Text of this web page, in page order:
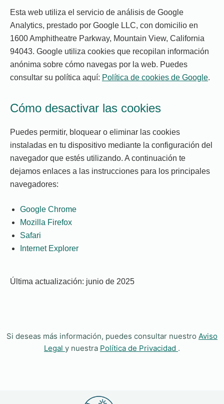
Esta web utiliza el servicio de análisis de Google
Analytics, prestado por Google LLC, con domicilio en
1600 Amphitheatre Parkway, Mountain View, California
94043. Google utiliza cookies que recopilan información
anónima sobre cómo navegas por la web. Puedes
consultar su política aquí: Política de cookies de Google.
Cómo desactivar las cookies
Puedes permitir, bloquear o eliminar las cookies
instaladas en tu dispositivo mediante la configuración del
navegador que estés utilizando. A continuación te
dejamos enlaces a las instrucciones para los principales
navegadores:
Google Chrome
Mozilla Firefox
Safari
Internet Explorer
Última actualización: junio de 2025
Si deseas más información, puedes consultar nuestro Aviso
Legal y nuestra Política de Privacidad .